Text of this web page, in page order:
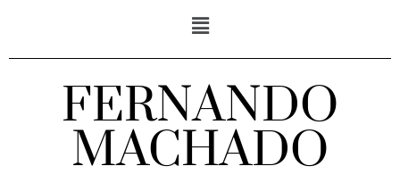
FERNANDO
MACHADO